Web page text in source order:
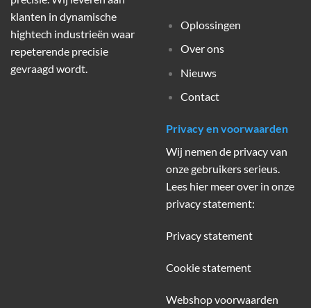
klanten in dynamische
hightech industrieën waar
repeterende precisie
gevraagd wordt.
Oplossingen
Over ons
Nieuws
Contact
Privacy en voorwaarden
Wij nemen de privacy van
onze gebruikers serieus.
Lees hier meer over in onze
privacy statement:
Privacy statement
Cookie statement
Webshop voorwaarden